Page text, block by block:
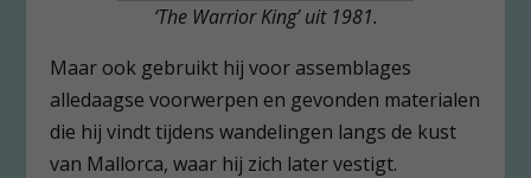
‘The Warrior King’ uit 1981.
Maar ook gebruikt hij voor assemblages
alledaagse voorwerpen en gevonden materialen
die hij vindt tijdens wandelingen langs de kust
van Mallorca, waar hij zich later vestigt.